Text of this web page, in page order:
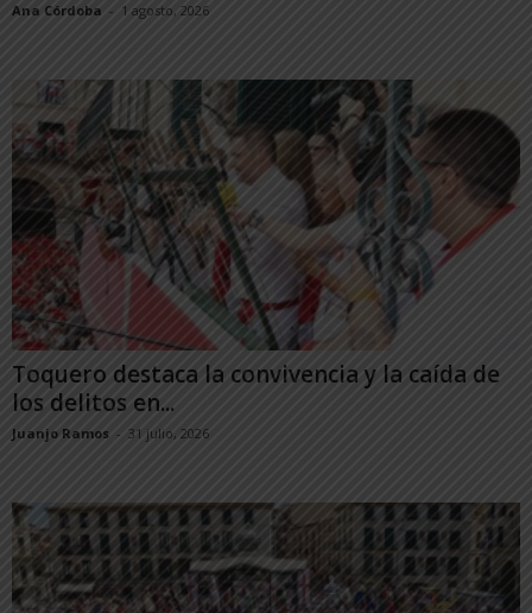
Ana Córdoba - 1 agosto, 2026
Toquero destaca la convivencia y la caída de
los delitos en...
Juanjo Ramos - 31 julio, 2026